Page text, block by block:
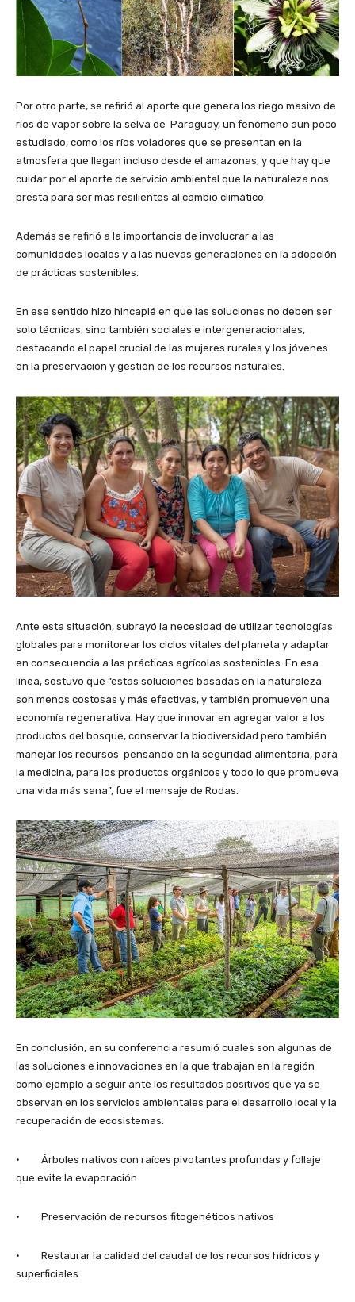
Por otro parte, se refirió al aporte que genera los riego masivo de
ríos de vapor sobre la selva de Paraguay, un fenómeno aun poco
estudiado, como los ríos voladores que se presentan en la
atmosfera que llegan incluso desde el amazonas, y que hay que
cuidar por el aporte de servicio ambiental que la naturaleza nos
presta para ser mas resilientes al cambio climático.
Además se refirió a la importancia de involucrar a las
comunidades locales y a las nuevas generaciones en la adopción
de prácticas sostenibles.
En ese sentido hizo hincapié en que las soluciones no deben ser
solo técnicas, sino también sociales e intergeneracionales,
destacando el papel crucial de las mujeres rurales y los jóvenes
en la preservación y gestión de los recursos naturales.
Ante esta situación, subrayó la necesidad de utilizar tecnologías
globales para monitorear los ciclos vitales del planeta y adaptar
en consecuencia a las prácticas agrícolas sostenibles. En esa
línea, sostuvo que “estas soluciones basadas en la naturaleza
son menos costosas y más efectivas, y también promueven una
economía regenerativa. Hay que innovar en agregar valor a los
productos del bosque, conservar la biodiversidad pero también
manejar los recursos pensando en la seguridad alimentaria, para
la medicina, para los productos orgánicos y todo lo que promueva
una vida más sana”, fue el mensaje de Rodas.
En conclusión, en su conferencia resumió cuales son algunas de
las soluciones e innovaciones en la que trabajan en la región
como ejemplo a seguir ante los resultados positivos que ya se
observan en los servicios ambientales para el desarrollo local y la
recuperación de ecosistemas.
· Árboles nativos con raíces pivotantes profundas y follaje
que evite la evaporación
· Preservación de recursos fitogenéticos nativos
· Restaurar la calidad del caudal de los recursos hídricos y
superficiales